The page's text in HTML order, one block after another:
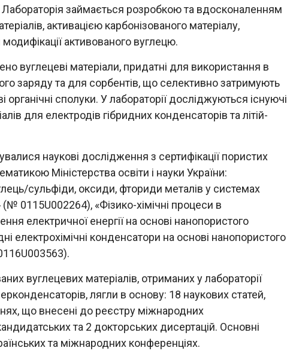
займається розробкою та вдосконаленням
активацією карбонізованого матеріалу,
активованого вуглецю.
вуглецеві матеріали, придатні для використання в
заряду та для сорбентів, що селективно затримують
органічні сполуки. У лабораторії досліджуються існуючі
для електродів гібридних конденсаторів та літій-
наукові дослідження з сертифікації пористих
Міністерства освіти і науки України:
сульфіди, оксиди, фториди металів у системах
(№ 0115U002264), «Фізико-хімічні процеси в
електричної енергії на основі нанопористого
електрохімічні конденсатори на основі нанопористого
вуглецевих матеріалів, отриманих у лабораторії
лягли в основу: 18 наукових статей,
що внесені до реєстру міжнародних
та 2 докторських дисертацій. Основні
та міжнародних конференціях.